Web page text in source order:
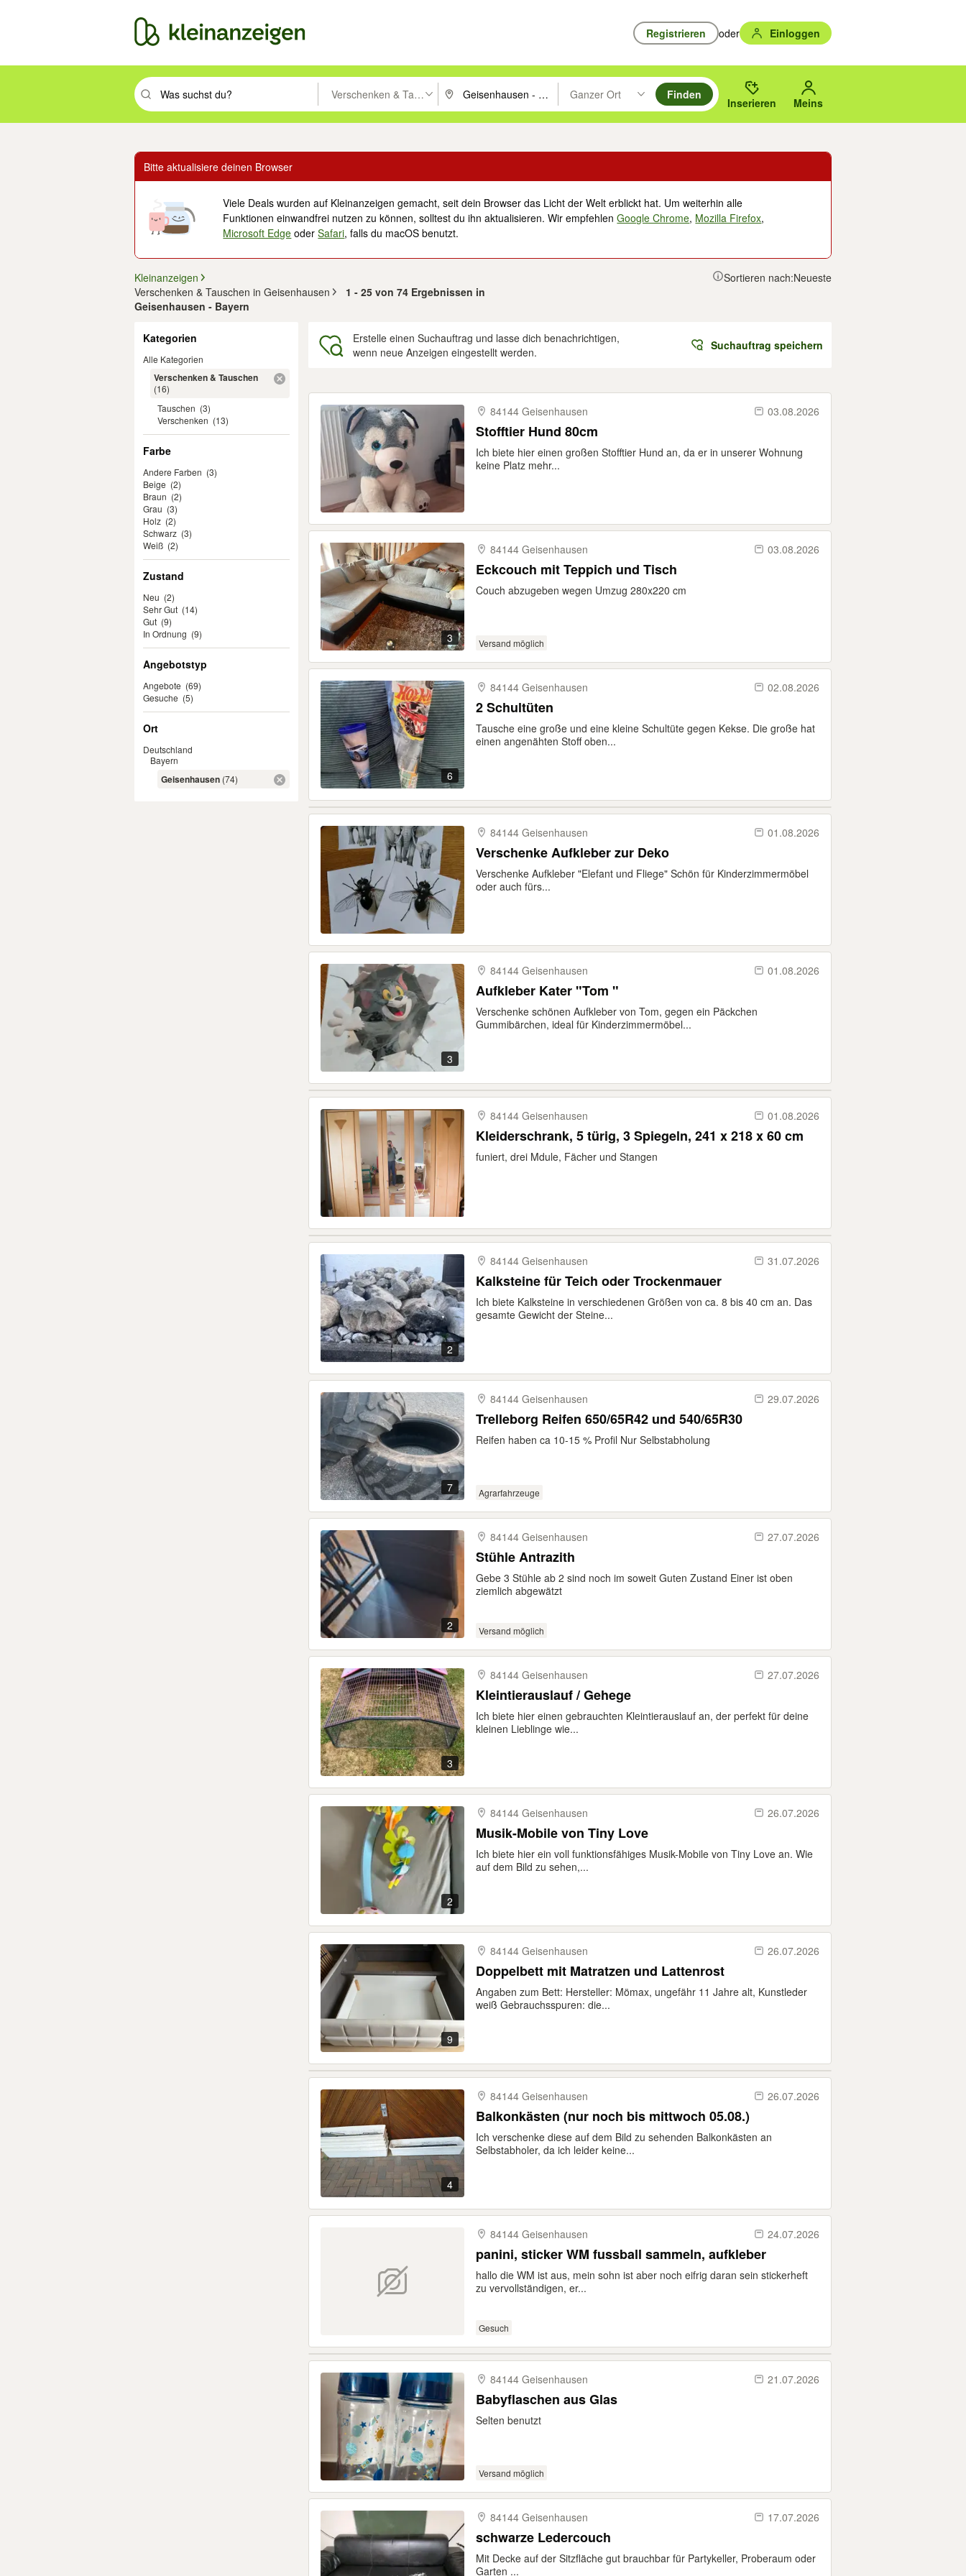
Registrieren oder Einloggen
Suchbegriff eingeben. Eingabetaste drücken um zu suchen, oder Vorschläge mit den Pfeiltasten nach oben/unten durchsuchen und mit Eingabetaste auswählen.
Verschenken & TauschenPLZ oder Ort eingeben. Eingabetaste drücken um zu suchen, oder Vorschläge mit den Pfeiltasten nach oben/
Ganzer Ort
Suche im Umkreis des gewählten Orts oder PLZ.
Finden
Inserieren Meins
Bitte aktualisiere deinen Browser
Viele Deals wurden auf Kleinanzeigen gemacht, seit dein Browser das Licht der Welt erblickt hat. Um weiterhin alle
Funktionen einwandfrei nutzen zu können, solltest du ihn aktualisieren. Wir empfehlenGoogle Chrome, Mozilla Firefox,
Microsoft Edge oderSafari, falls du macOS benutzt.
Kleinanzeigen
Verschenken & Tauschen in Geisenhausen
1 - 25 von 74 Ergebnissen in
Geisenhausen - Bayern
Sortieren nach:Neueste
Kategorien
Alle Kategorien
Verschenken & Tauschen
(16)
Tauschen (3)
Verschenken (13)
Farbe
Andere Farben (3)
Beige (2)
Braun (2)
Grau (3)
Holz (2)
Schwarz (3)
Weiß (2)
Zustand
Neu (2)
Sehr Gut (14)
Gut (9)
In Ordnung (9)
Angebotstyp
Angebote (69)
Gesuche (5)
Ort
Deutschland
Bayern
Geisenhausen (74)
Erstelle einen Suchauftrag und lasse dich benachrichtigen,
wenn neue Anzeigen eingestellt werden.
Suchauftrag speichern
84144 Geisenhausen
03.08.2026
Stofftier Hund 80cm
Ich biete hier einen großen Stofftier Hund an, da er in unserer Wohnung
keine Platz mehr...
3
84144 Geisenhausen 03.08.2026
Eckcouch mit Teppich und Tisch
Couch abzugeben wegen Umzug 280x220 cm
Versand möglich
6
84144 Geisenhausen 02.08.2026
2 Schultüten
Tausche eine große und eine kleine Schultüte gegen Kekse. Die große hat
einen angenähten Stoff oben...
84144 Geisenhausen 01.08.2026
Verschenke Aufkleber zur Deko
Verschenke Aufkleber "Elefant und Fliege" Schön für Kinderzimmermöbel
oder auch fürs...
3
84144 Geisenhausen 01.08.2026
Aufkleber Kater "Tom "
Verschenke schönen Aufkleber von Tom, gegen ein Päckchen
Gummibärchen, ideal für Kinderzimmermöbel...
84144 Geisenhausen 01.08.2026
Kleiderschrank, 5 türig, 3 Spiegeln, 241 x 218 x 60 cm
funiert, drei Mdule, Fächer und Stangen
2
84144 Geisenhausen 31.07.2026
Kalksteine für Teich oder Trockenmauer
Ich biete Kalksteine in verschiedenen Größen von ca. 8 bis 40 cm an. Das
gesamte Gewicht der Steine...
7
84144 Geisenhausen 29.07.2026
Trelleborg Reifen 650/65R42 und 540/65R30
Reifen haben ca 10-15 % Profil Nur Selbstabholung
Agrarfahrzeuge
2
84144 Geisenhausen 27.07.2026
Stühle Antrazith
Gebe 3 Stühle ab 2 sind noch im soweit Guten Zustand Einer ist oben
ziemlich abgewätzt
Versand möglich
3
84144 Geisenhausen 27.07.2026
Kleintierauslauf / Gehege
Ich biete hier einen gebrauchten Kleintierauslauf an, der perfekt für deine
kleinen Lieblinge wie...
2
84144 Geisenhausen 26.07.2026
Musik-Mobile von Tiny Love
Ich biete hier ein voll funktionsfähiges Musik-Mobile von Tiny Love an. Wie
auf dem Bild zu sehen,...
9
84144 Geisenhausen 26.07.2026
Doppelbett mit Matratzen und Lattenrost
Angaben zum Bett: Hersteller: Mömax, ungefähr 11 Jahre alt, Kunstleder
weiß Gebrauchsspuren: die...
4
84144 Geisenhausen 26.07.2026
Balkonkästen (nur noch bis mittwoch 05.08.)
Ich verschenke diese auf dem Bild zu sehenden Balkonkästen an
Selbstabholer, da ich leider keine...
84144 Geisenhausen 24.07.2026
panini, sticker WM fussball sammeln, aufkleber
hallo die WM ist aus, mein sohn ist aber noch eifrig daran sein stickerheft
zu vervollständigen, er...
Gesuch
84144 Geisenhausen 21.07.2026
Babyflaschen aus Glas
Selten benutzt
Versand möglich
84144 Geisenhausen 17.07.2026
schwarze Ledercouch
Mit Decke auf der Sitzfläche gut brauchbar für Partykeller, Proberaum oder
Garten ...